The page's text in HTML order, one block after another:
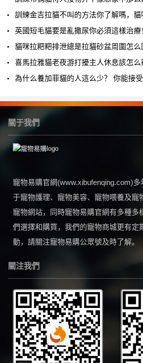
訓練金吉拉貓不叫的方法你了解嗎，貓咪
英國短毛貓要是亂撒尿你必須這樣治療
貓咪拉粑粑排泄總是拉貓砂盆周圍怎么
喜馬拉雅貓老夜游打擾主人休息該怎
為什么養加菲貓的人這么少？ 你能接
關于我們
寵物易購官網(www.xibufenqing.com)
于寵物護理、寵物美容、寵物喂養及寵
寵物網站，同時寵物易購官網有多種多
們選擇和購買，我們的寵物商城更有定
動，請關注寵物易購公眾號及時了解。
關注我們